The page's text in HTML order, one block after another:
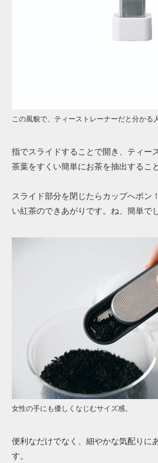
この風貌で、ティーストレーナーだと分かる
指でスライドすることで開き、ティー
茶葉をすくい簡単にお茶を抽出するこ
スライド部分を閉じたらカップへポ
い紅茶のできあがりです。ね、簡単で
女性の手にも優しくなじむサイズ感。
便利なだけでなく、細やかな気配りに
す。